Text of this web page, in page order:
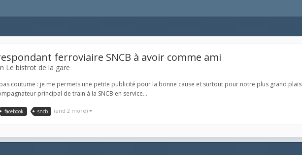
ferroviaire SNCB à avoir comme ami
Le bistrot de la gare
coutume : je me permets une petite publicité pour la bonne cause et surtout pour notre plus grand
principal de train à la SNCB en service...
facebook sncb (and 2 more)